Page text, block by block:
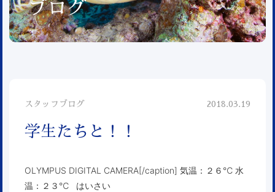
ブログ
スタッフブログ 2018.03.19
学生たちと！！
OLYMPUS DIGITAL CAMERA[/caption] 気温：２６℃ 水
温：２３℃ はいさい